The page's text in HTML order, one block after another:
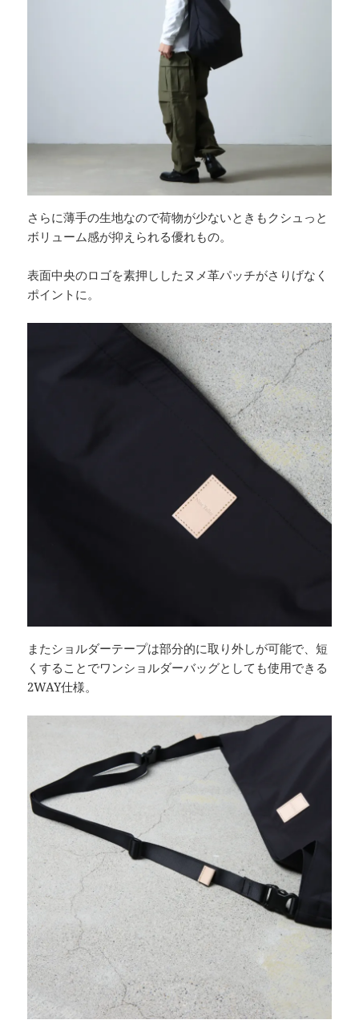
さらに薄手の生地なので荷物が少ないときもクシュっと
ボリューム感が抑えられる優れもの。
表面中央のロゴを素押ししたヌメ革パッチがさりげなく
ポイントに。
またショルダーテープは部分的に取り外しが可能で、短
くすることでワンショルダーバッグとしても使用できる
2WAY仕様。